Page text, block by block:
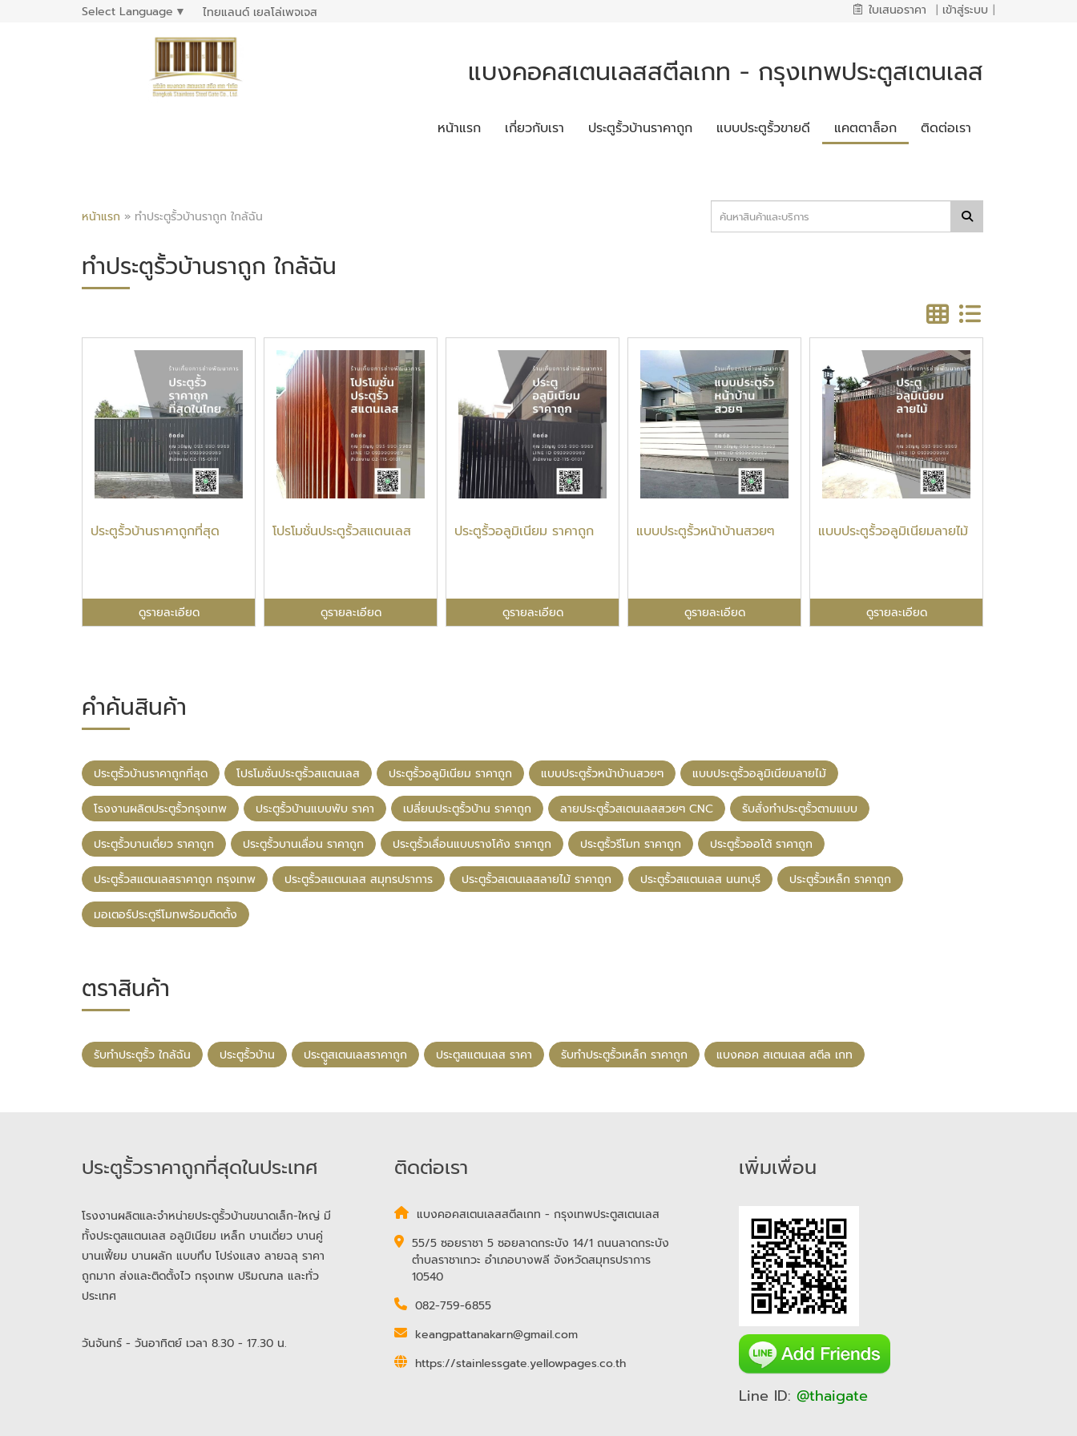
Select Language ▼ ไทยแลนด์ เยลโล่เพจเจส ใบเสนอราคา | เข้าสู่ระบบ |
แบงคอคสเตนเลสสตีลเกท - กรุงเทพประตูสเตนเลส
หน้าแรก เกี่ยวกับเรา ประตูรั้วบ้านราคาถูก แบบประตูรั้วขายดี แคตตาล็อก ติดต่อเรา
หน้าแรก » ทำประตูรั้วบ้านราถูก ใกล้ฉัน
ทำประตูรั้วบ้านราถูก ใกล้ฉัน
ประตูรั้วบ้านราคาถูกที่สุด
ดูรายละเอียด
โปรโมชั่นประตูรั้วสแตนเลส
ดูรายละเอียด
ประตูรั้วอลูมิเนียม ราคาถูก
ดูรายละเอียด
แบบประตูรั้วหน้าบ้านสวยๆ
ดูรายละเอียด
แบบประตูรั้วอลูมิเนียมลายไม้
ดูรายละเอียด
คำค้นสินค้า
ประตูรั้วบ้านราคาถูกที่สุด โปรโมชั่นประตูรั้วสแตนเลส ประตูรั้วอลูมิเนียม ราคาถูก แบบประตูรั้วหน้าบ้านสวยๆ แบบประตูรั้วอลูมิเนียมลายไม้
โรงงานผลิตประตูรั้วกรุงเทพ ประตูรั้วบ้านแบบพับ ราคา เปลี่ยนประตูรั้วบ้าน ราคาถูก ลายประตูรั้วสเตนเลสสวยๆ CNC รับสั่งทำประตูรั้วตามแบบ
ประตูรั้วบานเดี่ยว ราคาถูก ประตูรั้วบานเลื่อน ราคาถูก ประตูรั้วเลื่อนแบบรางโค้ง ราคาถูก ประตูรั้วรีโมท ราคาถูก ประตูรั้วออโต้ ราคาถูก
ประตูรั้วสแตนเลสราคาถูก กรุงเทพ ประตูรั้วสแตนเลส สมุทรปราการ ประตูรั้วสเตนเลสลายไม้ ราคาถูก ประตูรั้วสแตนเลส นนทบุรี ประตูรั้วเหล็ก ราคาถูก
มอเตอร์ประตูรีโมทพร้อมติดตั้ง
ตราสินค้า
รับทําประตูรั้ว ใกล้ฉัน ประตูรั้วบ้าน ประตููสเตนเลสราคาถูก ประตูสแตนเลส ราคา รับทําประตูรั้วเหล็ก ราคาถูก แบงคอค สเตนเลส สตีล เกท
ประตูรั้วราคาถูกที่สุดในประเทศ
โรงงานผลิตและจำหน่ายประตูรั้วบ้านขนาดเล็ก-ใหญ่ มี
ทั้งประตูสแตนเลส อลูมิเนียม เหล็ก บานเดี่ยว บานคู่
บานเฟี้ยม บานผลัก แบบทึบ โปร่งแสง ลายฉลุ ราคา
ถูกมาก ส่งและติดตั้งไว กรุงเทพ ปริมณฑล และทั่ว
ประเทศ
วันจันทร์ - วันอาทิตย์ เวลา 8.30 - 17.30 น.
ติดต่อเรา
แบงคอคสเตนเลสสตีลเกท - กรุงเทพประตูสเตนเลส
55/5 ซอยราชา 5 ซอยลาดกระบัง 14/1 ถนนลาดกระบัง
ตำบลราชาเทวะ อำเภอบางพลี จังหวัดสมุทรปราการ
10540
082-759-6855
keangpattanakarn@gmail.com
https://stainlessgate.yellowpages.co.th
เพิ่มเพื่อน
Line ID: @thaigate